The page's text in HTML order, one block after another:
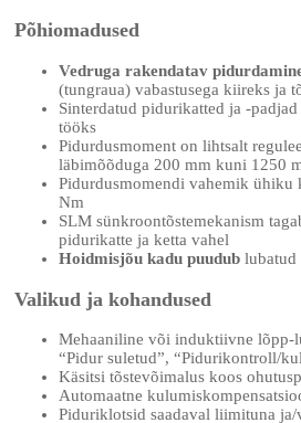
Põhiomadused
Vedruga rakendatav
(tungraua) vabastusega kiireks ja
Sinterdatud pidurikatted ja -
tööks
Pidurdusmoment on lihtsalt
läbimõõduga 200 mm kuni 1250
Pidurdusmomendi vahemik
Nm
SLM sünkroontõstemekanism
pidurikatte ja ketta vahel
Hoidmisjõu kadu puudub
Valikud ja kohandused
Mehaaniline või induktiivne lõpp-
“Pidur suletud”, “Pidurikontroll/
Käsitsi tõstevõimalus koos
Automaatne
Piduriklotsid saadaval liimituna ja/